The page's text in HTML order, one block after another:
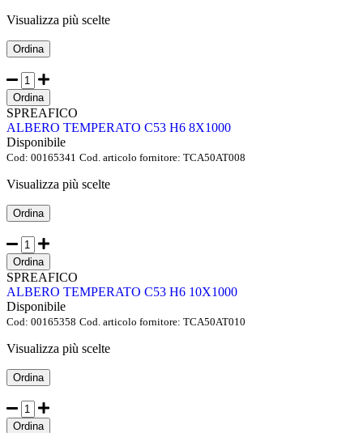
Visualizza più scelte
Ordina
Ordina
SPREAFICO
ALBERO TEMPERATO C53 H6 8X1000
Disponibile
Cod: 00165341 Cod. articolo fornitore: TCA50AT008
Visualizza più scelte
Ordina
Ordina
SPREAFICO
ALBERO TEMPERATO C53 H6 10X1000
Disponibile
Cod: 00165358 Cod. articolo fornitore: TCA50AT010
Visualizza più scelte
Ordina
Ordina